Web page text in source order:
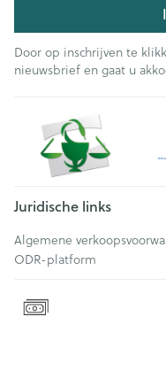
Door op inschrijven te
nieuwsbrief en gaat u
Juridische links
Algemene
ODR-platform